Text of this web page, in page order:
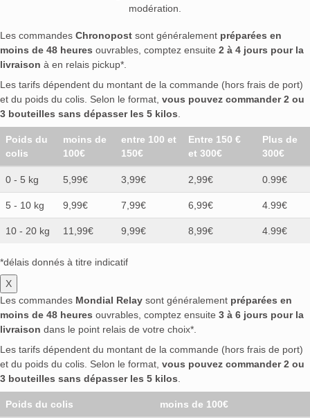
modération.
Les commandes Chronopost sont généralement préparées en
moins de 48 heures ouvrables, comptez ensuite 2 à 4 jours pour la
livraison à en relais pickup*.
Les tarifs dépendent du montant de la commande (hors frais de port)
et du poids du colis. Selon le format, vous pouvez commander 2 ou
3 bouteilles sans dépasser les 5 kilos
Poids du
colis
moins de
100€
entre 100 et
150€
Entre 150 €
et 300€
Plus de
300€
0 - 5 kg 5,99€ 3,99€ 2,99€ 0.99€
5 - 10 kg 9,99€ 7,99€ 6,99€ 4.99€
10 - 20 kg 11,99€ 9,99€ 8,99€ 4.99€
*délais donnés à titre indicatif
X
Les commandes Mondial Relay sont généralement préparées en
moins de 48 heures ouvrables, comptez ensuite 3 à 6 jours pour la
livraison dans le point relais de votre choix*.
Les tarifs dépendent du montant de la commande (hors frais de port)
et du poids du colis. Selon le format, vous pouvez commander 2 ou
3 bouteilles sans dépasser les 5 kilos
Poids du colis moins de 100€